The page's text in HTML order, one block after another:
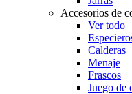
Accesorios de
Ver todo
Calderas
Menaje
Frascos
Juego de